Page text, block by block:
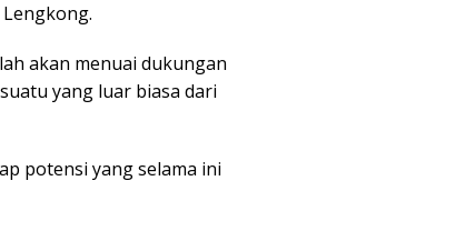
akan menuai dukungan
yang luar biasa dari
potensi yang selama ini